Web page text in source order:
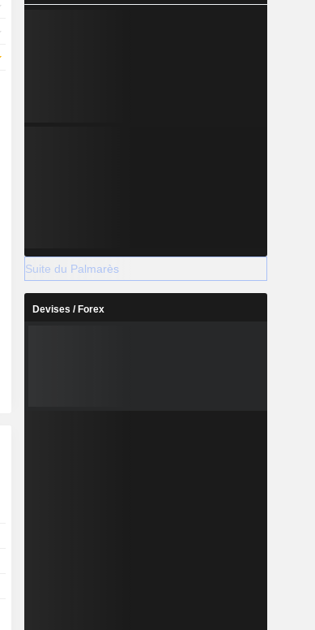
Suite du Palmarès
Devises / Forex